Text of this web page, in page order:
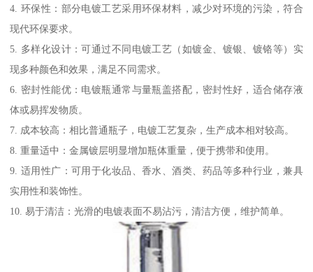
4. 环保性：部分电镀工艺采用环保材料，减少对环境的污染，符合
现代环保要求。
5. 多样化设计：可通过不同电镀工艺（如镀金、镀银、镀铬等）实
现多种颜色和效果，满足不同需求。
6. 密封性能优：电镀瓶通常与量瓶盖搭配，密封性好，适合储存液
体或易挥发物质。
7. 成本较高：相比普通瓶子，电镀工艺复杂，生产成本相对较高。
8. 重量适中：金属镀层明显增加瓶体重量，便于携带和使用。
9. 适用性广：可用于化妆品、香水、酒类、药品等多种行业，兼具
实用性和装饰性。
10. 易于清洁：光滑的电镀表面不易沾污，清洁方便，维护简单。